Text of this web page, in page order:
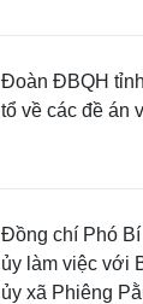
Đoàn ĐBQH
tổ về các đề án
Đồng chí Phó
ủy làm việc với
ủy xã Phiêng